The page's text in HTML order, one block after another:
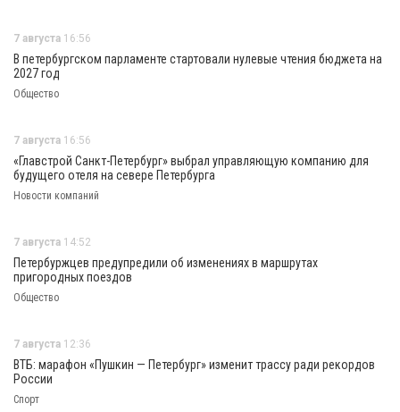
7 августа 16:56
В петербургском парламенте стартовали нулевые чтения бюджета на
2027 год
Общество
7 августа 16:56
«Главстрой Санкт-Петербург» выбрал управляющую компанию для
будущего отеля на севере Петербурга
Новости компаний
7 августа 14:52
Петербуржцев предупредили об изменениях в маршрутах
пригородных поездов
Общество
7 августа 12:36
ВТБ: марафон «Пушкин — Петербург» изменит трассу ради рекордов
России
Спорт